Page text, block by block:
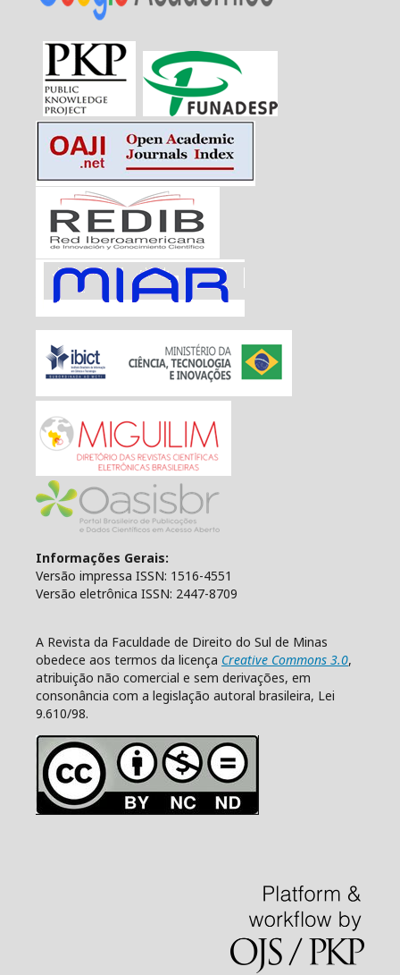
Informações Gerais:
Versão impressa ISSN: 1516-4551
Versão eletrônica ISSN: 2447-8709
A Revista da Faculdade de Direito do Sul de Minas
obedece aos termos da licença Creative Commons 3.0,
atribuição não comercial e sem derivações, em
consonância com a legislação autoral brasileira, Lei
9.610/98.